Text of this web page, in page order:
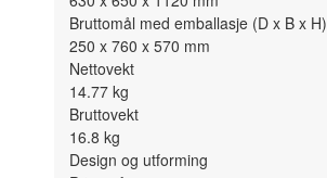
Bruttomål med emballasje (D x B x H)
250 x 760 x 570 mm
Nettovekt
14.77kg
Bruttovekt
16.8kg
Design og utforming